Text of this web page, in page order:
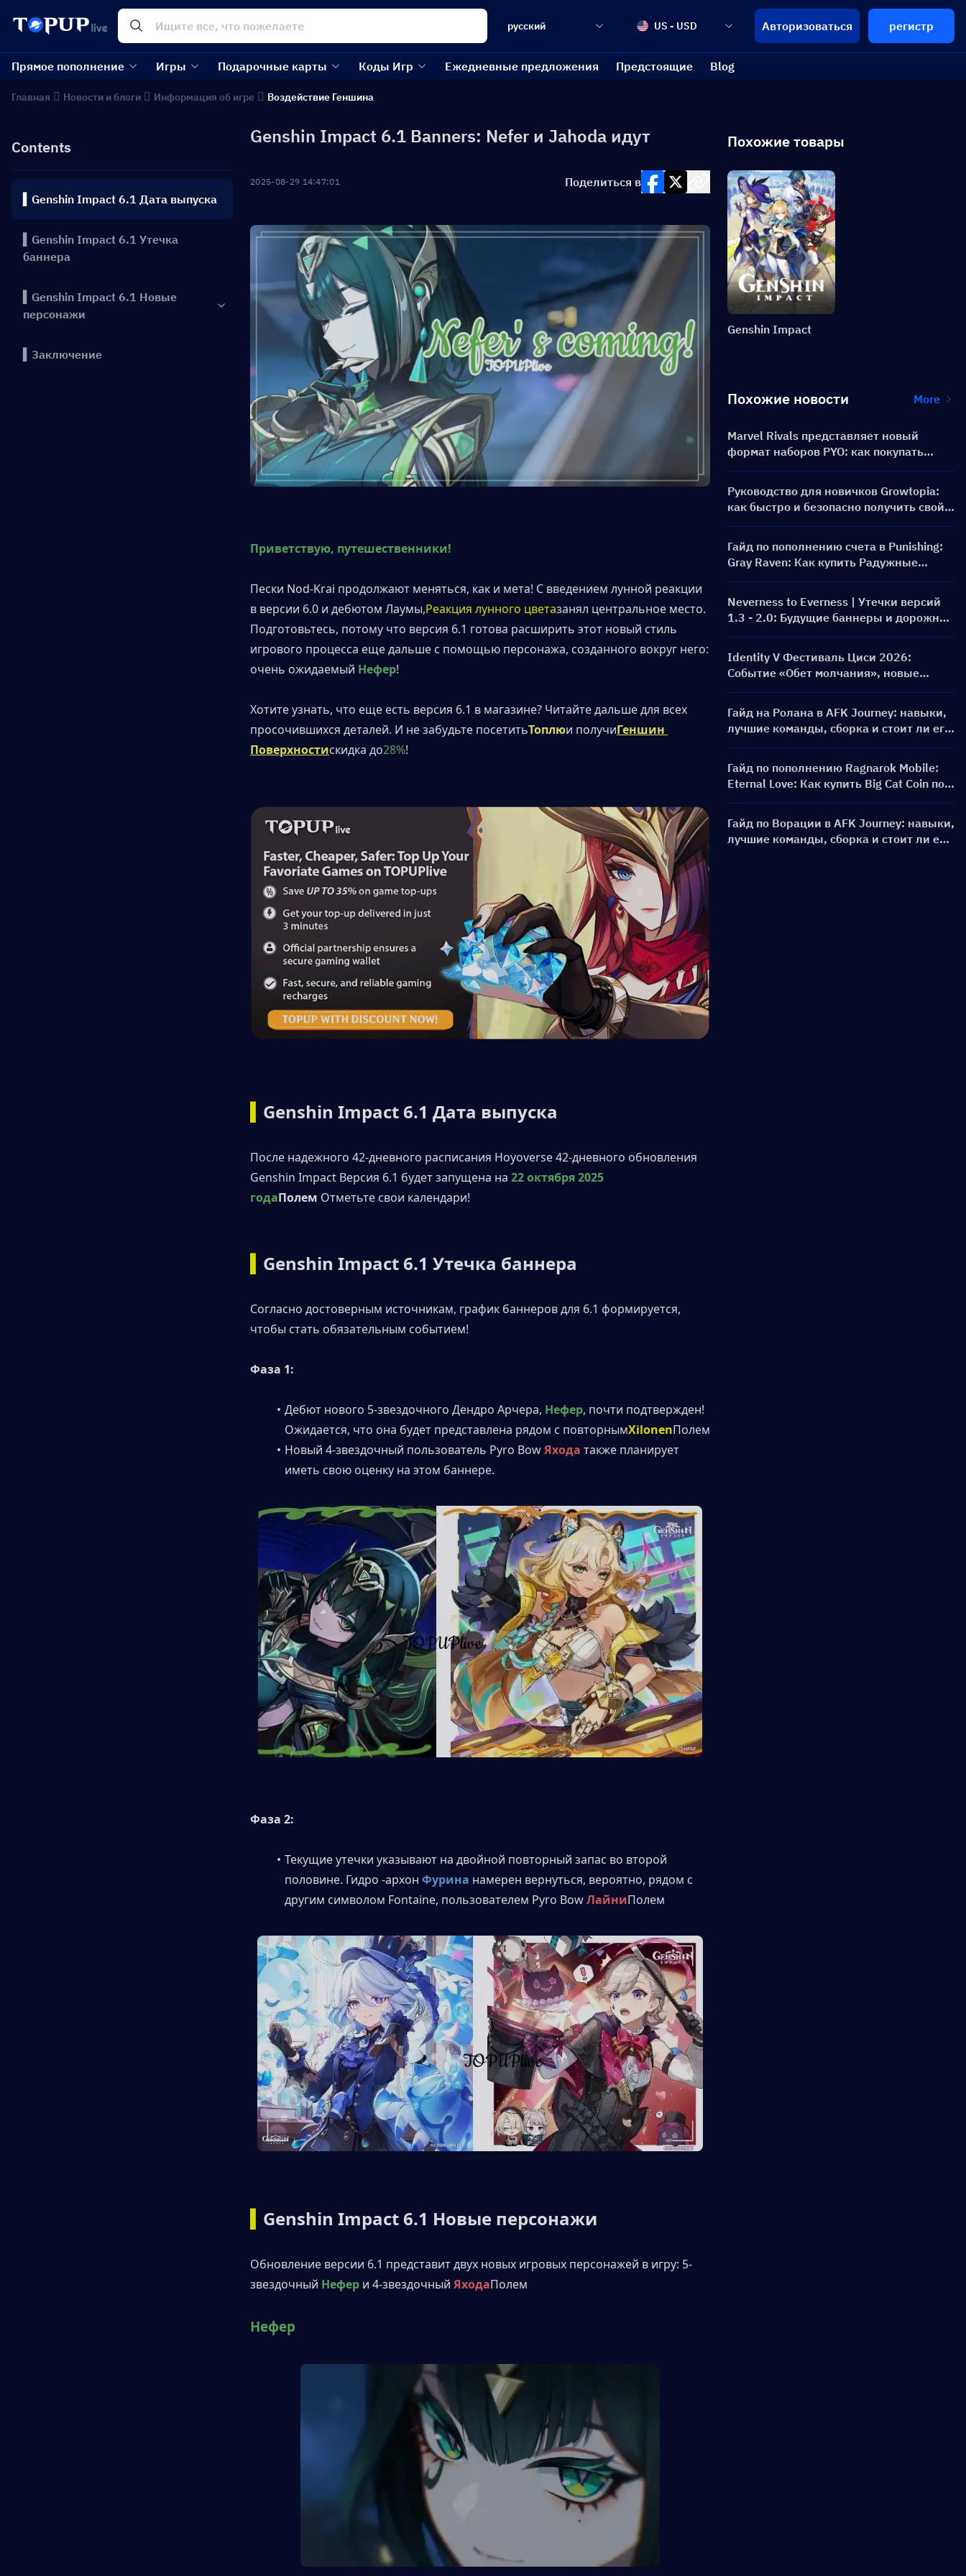
русский US - USD Авторизоваться регистр
Прямое пополнение Игры Подарочные карты Коды Игр Ежедневные предложения Предстоящие Blog
Главная Новости и блоги Информация об игре Воздействие Геншина
Contents
▍Genshin Impact 6.1 Дата выпуска
▍Genshin Impact 6.1 Утечка
баннера
▍Genshin Impact 6.1 Новые
персонажи
▍Заключение
Genshin Impact 6.1 Banners: Nefer и Jahoda идут
2025-08-29 14:47:01 Поделиться в
Приветствую, путешественники!
Пески Nod-Krai продолжают меняться, как и мета! С введением лунной реакции
в версии 6.0 и дебютом Лаумы,Реакция лунного цветазанял центральное место.
Подготовьтесь, потому что версия 6.1 готова расширить этот новый стиль
игрового процесса еще дальше с помощью персонажа, созданного вокруг него:
очень ожидаемый Нефер!
Хотите узнать, что еще есть версия 6.1 в магазине? Читайте дальше для всех
просочившихся деталей. И не забудьте посетитьТоплюи получиГеншин
Поверхностискидка до28%!
Genshin Impact 6.1 Дата выпуска
После надежного 42-дневного расписания Hoyoverse 42-дневного обновления
Genshin Impact Версия 6.1 будет запущена на 22 октября 2025
годаПолем Отметьте свои календари!
Genshin Impact 6.1 Утечка баннера
Согласно достоверным источникам, график баннеров для 6.1 формируется,
чтобы стать обязательным событием!
Фаза 1:
Дебют нового 5-звездочного Дендро Арчера, Нефер, почти подтвержден!
Ожидается, что она будет представлена ​​рядом с повторнымXilonenПолем
Новый 4-звездочный пользователь Pyro Bow Яхода также планирует
иметь свою оценку на этом баннере.
Фаза 2:
Текущие утечки указывают на двойной повторный запас во второй
половине. Гидро -архон Фурина намерен вернуться, вероятно, рядом с
другим символом Fontaine, пользователем Pyro Bow ЛайниПолем
Genshin Impact 6.1 Новые персонажи
Обновление версии 6.1 представит двух новых игровых персонажей в игру: 5-
звездочный Нефер и 4-звездочный ЯходаПолем
Нефер
Похожие товары
Genshin Impact
Похожие новости More
Marvel Rivals представляет новый
формат наборов PYO: как покупать
выгоднее в обновлении магазина
Руководство для новичков Growtopia:
как быстро и безопасно получить свой
первый World Lock
Гайд по пополнению счета в Punishing:
Gray Raven: Как купить Радужные
карты по выгодной цене?
Neverness to Everness | Утечки версий
1.3 - 2.0: Будущие баннеры и дорожная
карта!
Identity V Фестиваль Циси 2026:
Событие «Обет молчания», новые
костюмы S-класса и руководство по
наградам
Гайд на Ролана в AFK Journey: навыки,
лучшие команды, сборка и стоит ли его
призывать?
Гайд по пополнению Ragnarok Mobile:
Eternal Love: Как купить Big Cat Coin по
более выгодной цене?
Гайд по Ворации в AFK Journey: навыки,
лучшие команды, сборка и стоит ли её